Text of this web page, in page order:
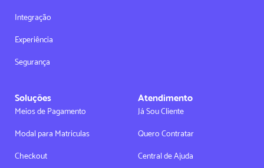
Integração
Experiência
Segurança
Soluções
Meios de Pagamento
Modal para Matrículas
Checkout
Atendimento
Já Sou Cliente
Quero Contratar
Central de Ajuda